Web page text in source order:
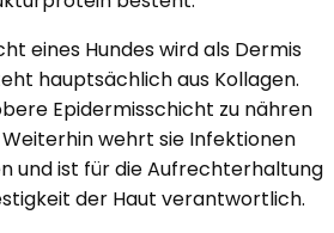
eines Hundes wird als Dermis
hauptsächlich aus Kollagen.
Epidermisschicht zu nähren
wehrt sie Infektionen
und ist für die Aufrechterhaltung
der Haut verantwortlich.